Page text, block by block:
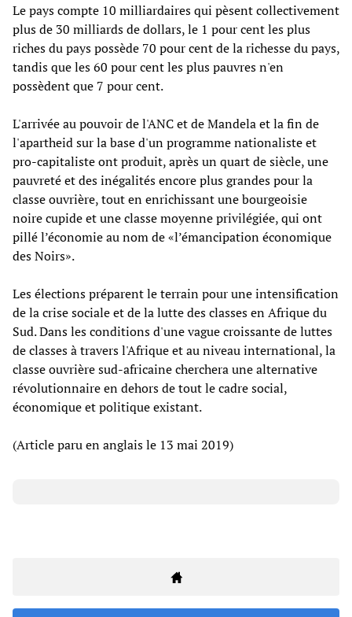
Le pays compte 10 milliardaires qui pèsent collectivement
plus de 30 milliards de dollars, le 1 pour cent les plus
riches du pays possède 70 pour cent de la richesse du pays,
tandis que les 60 pour cent les plus pauvres n'en
possèdent que 7 pour cent.
L'arrivée au pouvoir de l'ANC et de Mandela et la fin de
l'apartheid sur la base d'un programme nationaliste et
pro-capitaliste ont produit, après un quart de siècle, une
pauvreté et des inégalités encore plus grandes pour la
classe ouvrière, tout en enrichissant une bourgeoisie
noire cupide et une classe moyenne privilégiée, qui ont
pillé l’économie au nom de «l’émancipation économique
des Noirs».
Les élections préparent le terrain pour une intensification
de la crise sociale et de la lutte des classes en Afrique du
Sud. Dans les conditions d'une vague croissante de luttes
de classes à travers l'Afrique et au niveau international, la
classe ouvrière sud-africaine cherchera une alternative
révolutionnaire en dehors de tout le cadre social,
économique et politique existant.
(Article paru en anglais le 13 mai 2019)